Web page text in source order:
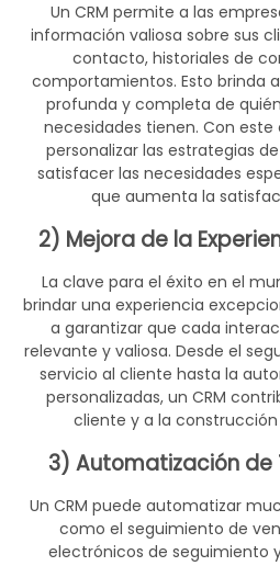
Un CRM permite a las
información valiosa sobre sus
contacto, historiales de
comportamientos. Esto brinda
profunda y completa de
necesidades tienen. Con
personalizar las estrategias
satisfacer las necesidades
que aumenta la
2) Mejora de la
La clave para el éxito en el
brindar una experiencia
a garantizar que cada
relevante y valiosa. Desde el
servicio al cliente hasta la
personalizadas, un CRM
cliente y a la construcción
3) Automatización de
Un CRM puede automatizar
como el seguimiento de
electrónicos de seguimiento